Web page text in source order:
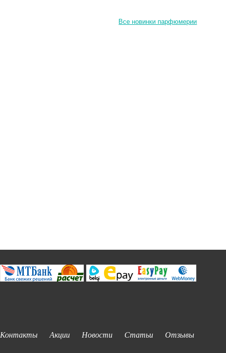
Все новинки парфюмерии
Контакты Акции Новости Статьи Отзывы